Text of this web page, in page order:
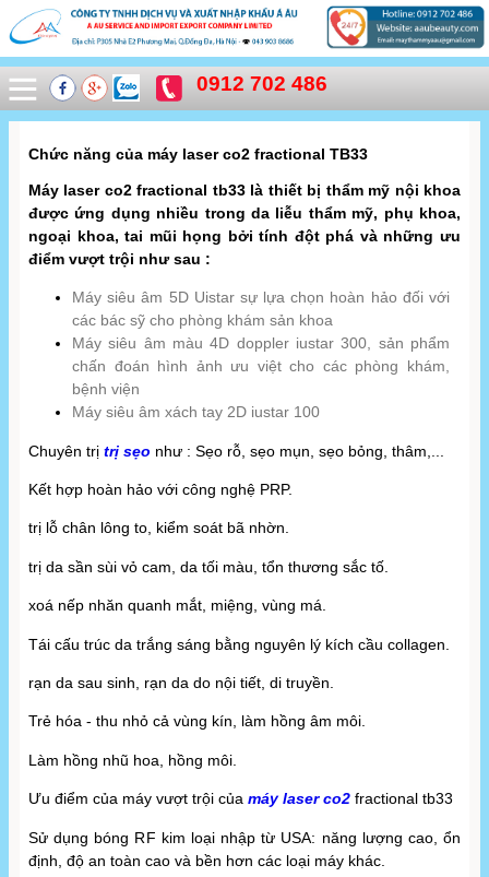
0912 702 486
Chức năng của máy laser co2 fractional TB33
Máy laser co2 fractional tb33 là thiết bị thẩm mỹ nội khoa
được ứng dụng nhiều trong da liễu thẩm mỹ, phụ khoa,
ngoại khoa, tai mũi họng bởi tính đột phá và những ưu
điểm vượt trội như sau :
Máy siêu âm 5D Uistar sự lựa chọn hoàn hảo đối với
các bác sỹ cho phòng khám sản khoa
Máy siêu âm màu 4D doppler iustar 300, sản phẩm
chấn đoán hình ảnh ưu việt cho các phòng khám,
bệnh viện
Máy siêu âm xách tay 2D iustar 100
Chuyên trị trị sẹo như : Sẹo rỗ, sẹo mụn, sẹo bỏng, thâm,...
Kết hợp hoàn hảo với công nghệ PRP.
trị lỗ chân lông to, kiểm soát bã nhờn.
trị da sần sùi vỏ cam, da tối màu, tổn thương sắc tố.
xoá nếp nhăn quanh mắt, miệng, vùng má.
Tái cấu trúc da trắng sáng bằng nguyên lý kích cầu collagen.
rạn da sau sinh, rạn da do nội tiết, di truyền.
Trẻ hóa - thu nhỏ cả vùng kín, làm hồng âm môi.
Làm hồng nhũ hoa, hồng môi.
Ưu điểm của máy vượt trội của máy laser co2 fractional tb33
Sử dụng bóng RF kim loại nhập từ USA: năng lượng cao, ổn
định, độ an toàn cao và bền hơn các loại máy khác.